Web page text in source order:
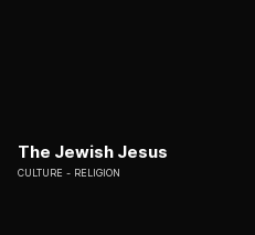
The Jewish Jesus
CULTURE RELIGION